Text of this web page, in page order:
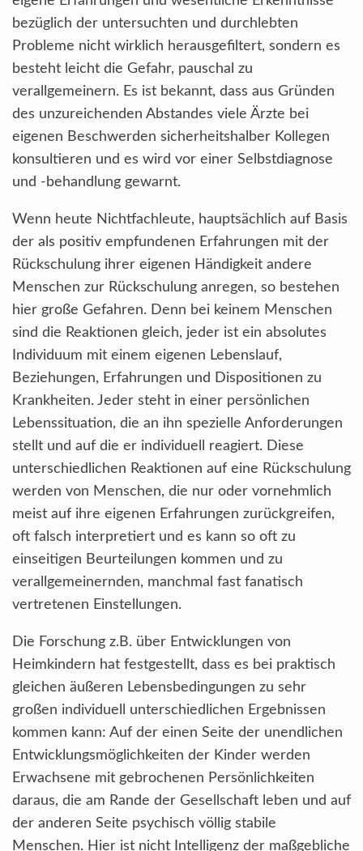
bezüglich der untersuchten und durchlebten
Probleme nicht wirklich herausgefiltert, sondern es
besteht leicht die Gefahr, pauschal zu
verallgemeinern. Es ist bekannt, dass aus Gründen
des unzureichenden Abstandes viele Ärzte bei
eigenen Beschwerden sicherheitshalber Kollegen
konsultieren und es wird vor einer Selbstdiagnose
und -behandlung gewarnt.
Wenn heute Nichtfachleute, hauptsächlich auf Basis
der als positiv empfundenen Erfahrungen mit der
Rückschulung ihrer eigenen Händigkeit andere
Menschen zur Rückschulung anregen, so bestehen
hier große Gefahren. Denn bei keinem Menschen
sind die Reaktionen gleich, jeder ist ein absolutes
Individuum mit einem eigenen Lebenslauf,
Beziehungen, Erfahrungen und Dispositionen zu
Krankheiten. Jeder steht in einer persönlichen
Lebenssituation, die an ihn spezielle Anforderungen
stellt und auf die er individuell reagiert. Diese
unterschiedlichen Reaktionen auf eine Rückschulung
werden von Menschen, die nur oder vornehmlich
meist auf ihre eigenen Erfahrungen zurückgreifen,
oft falsch interpretiert und es kann so oft zu
einseitigen Beurteilungen kommen und zu
verallgemeinernden, manchmal fast fanatisch
vertretenen Einstellungen.
Die Forschung z.B. über Entwicklungen von
Heimkindern hat festgestellt, dass es bei praktisch
gleichen äußeren Lebensbedingungen zu sehr
großen individuell unterschiedlichen Ergebnissen
kommen kann: Auf der einen Seite der unendlichen
Entwicklungsmöglichkeiten der Kinder werden
Erwachsene mit gebrochenen Persönlichkeiten
daraus, die am Rande der Gesellschaft leben und auf
der anderen Seite psychisch völlig stabile
Menschen. Hier ist nicht Intelligenz der maßgebliche